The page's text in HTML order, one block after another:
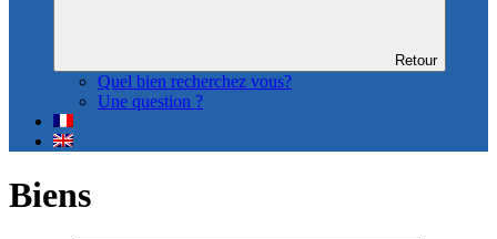
Retour
Quel bien recherchez vous?
Une question ?
Biens